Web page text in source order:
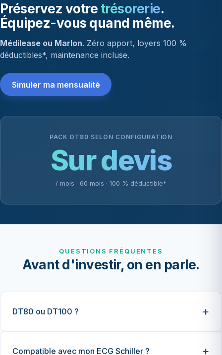
Préservez votre trésorerie.
Équipez-vous quand même.
Médilease ou Marlon. Zéro apport, loyers 100 %
déductibles*, maintenance incluse.
Simuler ma mensualité
PACK DT80 SELON CONFIGURATION
Sur devis
/ mois · 60 mois · 100 % déductible*
QUESTIONS FRÉQUENTES
Avant d'investir, on en parle.
DT80 ou DT100 ?
Compatible avec mon ECG Schiller ?